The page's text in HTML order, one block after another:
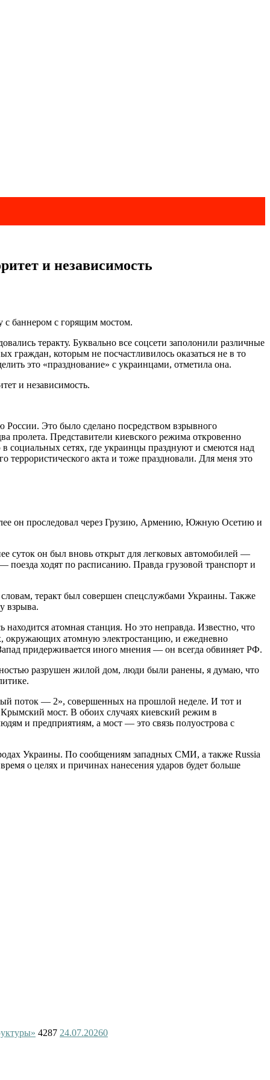
и независимость
с баннером с горящим мостом.
теракту. Буквально все соцсети заполонили различные
граждан, которым не посчастливилось оказаться не в то
это «празднование» с украинцами, отметила она.
и независимость.
Это было сделано посредством взрывного
пролета. Представители киевского режима откровенно
социальных сетях, где украинцы празднуют и смеются над
террористического акта и тоже праздновали. Для меня это
он проследовал через Грузию, Армению, Южную Осетию и
суток он был вновь открыт для легковых автомобилей —
ходят по расписанию. Правда грузовой транспорт и
теракт был совершен спецслужбами Украины. Также
взрыва.
атомная станция. Но это неправда. Известно, что
окружающих атомную электростанцию, и ежедневно
придерживается иного мнения — он всегда обвиняет РФ.
разрушен жилой дом, люди были ранены, я думаю, что
поток — 2», совершенных на прошлой неделе. И тот и
мост. В обоих случаях киевский режим в
и предприятиям, а мост — это связь полуострова с
Украины. По сообщениям западных СМИ, а также Russia
о целях и причинах нанесения ударов будет больше
4287 24.07.20260